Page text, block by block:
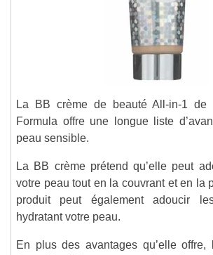
La BB crème de beauté All-in-1 de
Formula offre une longue liste
peau sensible.
La BB crème prétend qu’elle peut
votre peau tout en la couvrant et en la
produit peut également adoucir
hydratant votre peau.
En plus des avantages qu’elle